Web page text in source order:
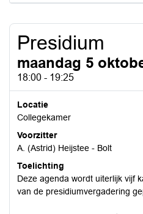
Presidium
maandag 5
18:00 - 19:25
Locatie
Collegekamer
Voorzitter
A. (Astrid) Heijstee - Bolt
Toelichting
Deze agenda wordt uiterlijk vijf
van de presidiumvergadering